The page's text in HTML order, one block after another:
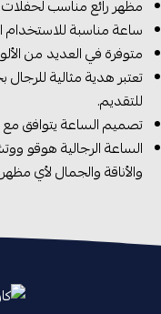
مظهر رائع مناسب لحفلات
ساعة مناسبة للاستخدام
متوفرة في العديد من
تعتبر هدية مثالية
للتقديم.
تصميم الساعة يتوافق مع
والأناقة والجمال لأي مظهر.